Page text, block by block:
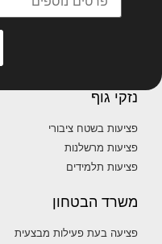
נזקי גוף
פציעות בשטח ציבורי
פציעות מרשלנות
פציעות תלמידים
משרד הבטחון
פציעה בעת פעילות מבצעית